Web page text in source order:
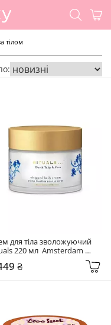
тілом
для тіла зволожуючий
220 мл  Amsterdam
₴